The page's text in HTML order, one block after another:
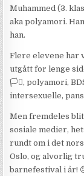
Muhammed (3.
aka polyamori.
han.
Flere elevene har
utgått for lenge
🏳️‍⚧️, polyamori,
intersexuelle,
Men fremdeles
sosiale medier,
rundt om i det
Oslo, og alvorlig
barnefestival i år!